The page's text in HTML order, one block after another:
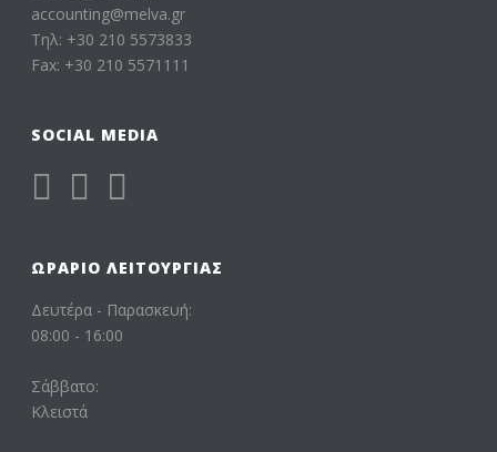
accounting@melva.gr
Τηλ: +30 210 5573833
Fax: +30 210 5571111
SOCIAL MEDIA
ΩΡΆΡΙΟ ΛΕΙΤΟΥΡΓΊΑΣ
Δευτέρα - Παρασκευή:
08:00 - 16:00
Σάββατο:
Κλειστά